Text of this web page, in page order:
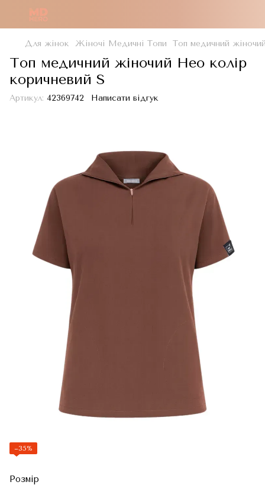
Для жінок Жіночі Медичні Топи Топ медичний
Топ медичний жіночий Нео колір
коричневий S
Артикул: 42369742 Написати відгук
−35%
Розмір